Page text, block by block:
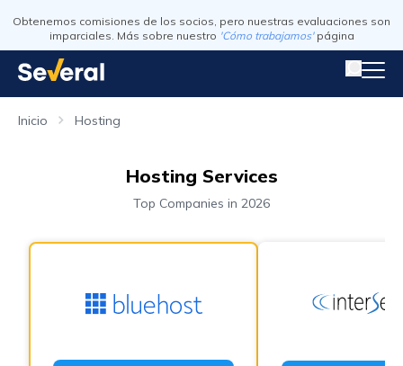
Obtenemos comisiones de los socios, pero nuestras evaluaciones son
imparciales. Más sobre nuestro 'Cómo trabajamos' página
Inicio Hosting
Hosting Services
Top Companies in 2026